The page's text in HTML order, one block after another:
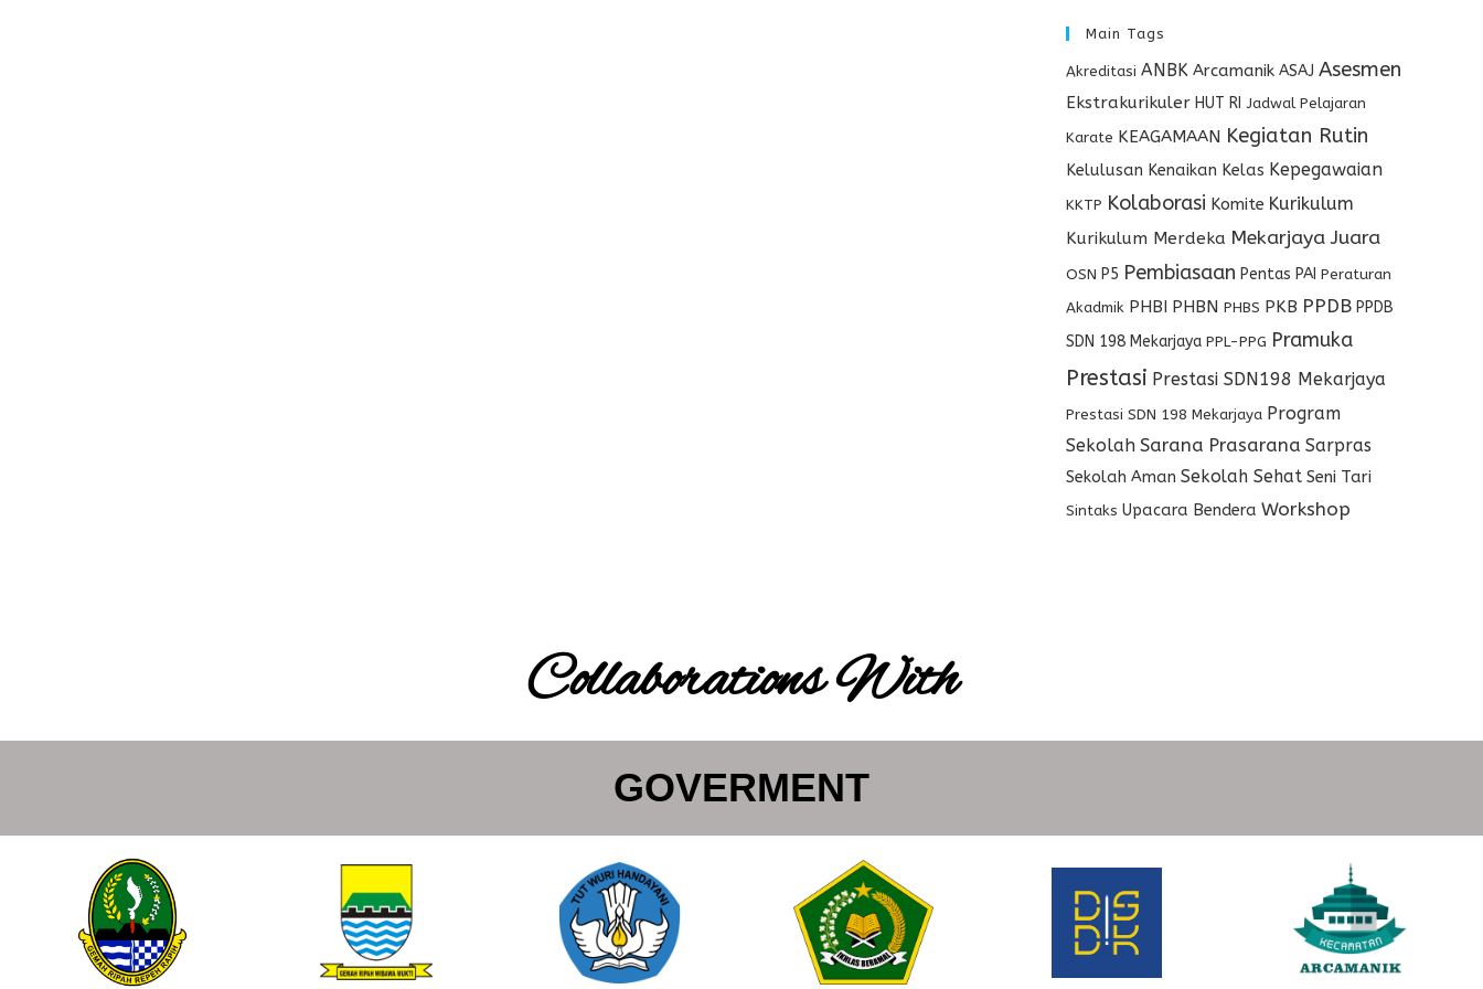
Main Tags
Akreditasi ANBK Arcamanik ASAJ Asesmen
Ekstrakurikuler HUT RI Jadwal Pelajaran
Karate KEAGAMAAN Kegiatan Rutin
Kelulusan Kenaikan Kelas Kepegawaian
KKTP Kolaborasi Komite Kurikulum
Kurikulum Merdeka Mekarjaya Juara
OSN P5 Pembiasaan Pentas PAI Peraturan
Akadmik PHBI PHBN PHBS PKB PPDB PPDB
SDN 198 Mekarjaya PPL-PPG Pramuka
Prestasi Prestasi SDN198 Mekarjaya
Prestasi SDN 198 Mekarjaya Program
Sekolah Sarana Prasarana Sarpras
Sekolah Aman Sekolah Sehat Seni Tari
Sintaks Upacara Bendera Workshop
Collaborations With
GOVERMENT